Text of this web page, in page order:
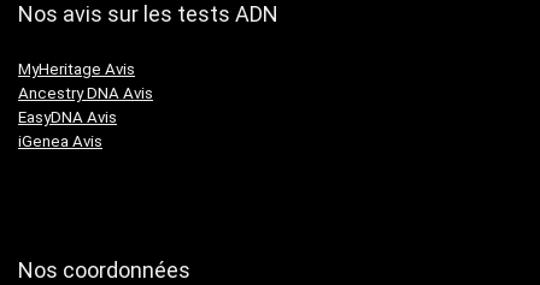
Nos avis sur les tests ADN
MyHeritage Avis
Ancestry DNA Avis
EasyDNA Avis
iGenea Avis
Nos coordonnées